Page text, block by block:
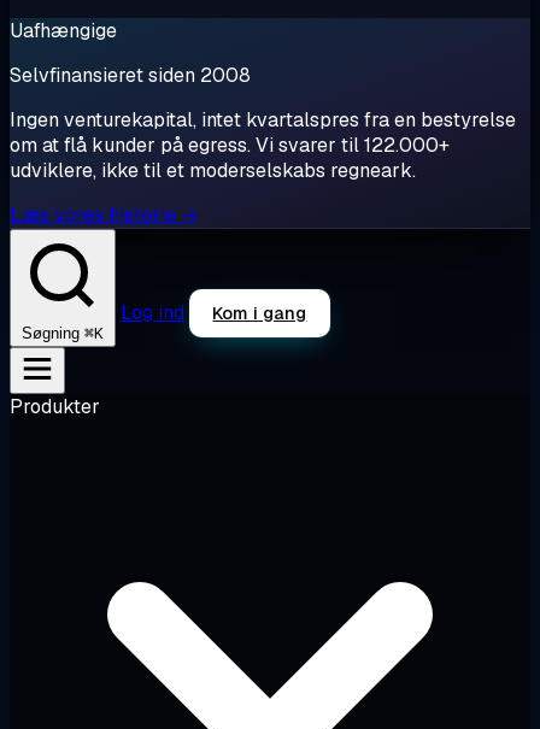
Uafhængige
Selvfinansieret siden 2008
Ingen venturekapital, intet kvartalspres fra en bestyrelse
om at flå kunder på egress. Vi svarer til 122.000+
udviklere, ikke til et moderselskabs regneark.
Læs vores historie →
Søgning ⌘K
Log ind Kom i gang
Produkter